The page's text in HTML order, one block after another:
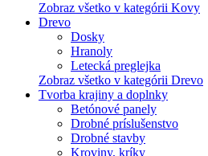
Zobraz všetko v kategórii Kovy
Drevo
Dosky
Hranoly
Letecká preglejka
Zobraz všetko v kategórii Drevo
Tvorba krajiny a doplnky
Betónové panely
Drobné príslušenstvo
Drobné stavby
Kroviny, kríky